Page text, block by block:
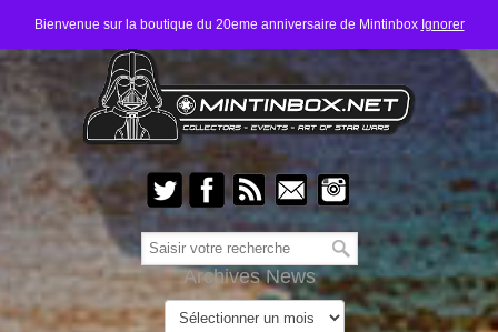
Bienvenue sur la boutique du 20eme anniversaire de Mintinbox Ignorer
Archives News